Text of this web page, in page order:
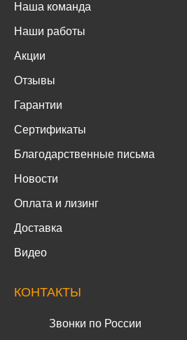
Наша команда
Наши работы
Акции
Отзывы
Гарантии
Сертификаты
Благодарственные письма
Новости
Оплата и лизинг
Доставка
Видео
КОНТАКТЫ
Звонки по России